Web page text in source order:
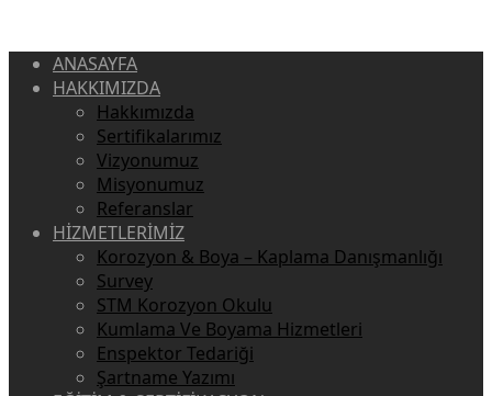
ANASAYFA
HAKKIMIZDA
Hakkımızda
Sertifikalarımız
Vizyonumuz
Misyonumuz
Referanslar
HİZMETLERİMİZ
Korozyon & Boya – Kaplama Danışmanlığı
Survey
STM Korozyon Okulu
Kumlama Ve Boyama Hizmetleri
Enspektor Tedariği
Şartname Yazımı